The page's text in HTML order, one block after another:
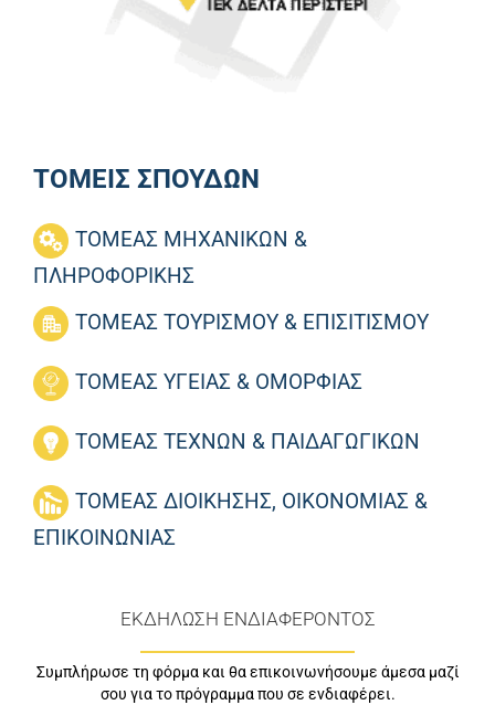
ΤΟΜΕΙΣ ΣΠΟΥΔΩΝ
ΤΟΜΕΑΣ ΜΗΧΑΝΙΚΩΝ &
ΠΛΗΡΟΦΟΡΙΚΗΣ
ΤΟΜΕΑΣ ΤΟΥΡΙΣΜΟΥ & ΕΠΙΣΙΤΙΣΜΟΥ
ΤΟΜΕΑΣ ΥΓΕΙΑΣ & ΟΜΟΡΦΙΑΣ
ΤΟΜΕΑΣ ΤΕΧΝΩΝ & ΠΑΙΔΑΓΩΓΙΚΩΝ
ΤΟΜΕΑΣ ΔΙΟΙΚΗΣΗΣ, ΟΙΚΟΝΟΜΙΑΣ &
ΕΠΙΚΟΙΝΩΝΙΑΣ
ΕΚΔΗΛΩΣΗ ΕΝΔΙΑΦΕΡΟΝΤΟΣ
Συμπλήρωσε τη φόρμα και θα επικοινωνήσουμε άμεσα μαζί
σου για το πρόγραμμα που σε ενδιαφέρει.